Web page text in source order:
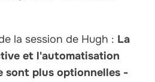
la session de Hugh : La
et l'automatisation
sont plus optionnelles -